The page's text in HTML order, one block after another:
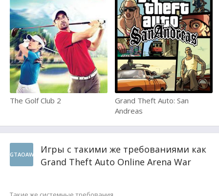
The Golf Club 2
Grand Theft Auto: San
Andreas
GTAOAW
Игры с такими же требованиями как
Grand Theft Auto Online Arena War